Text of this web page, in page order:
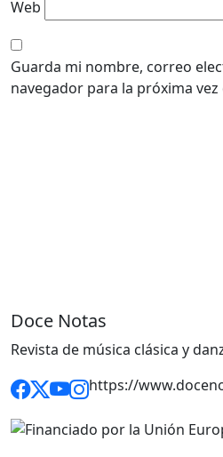
Web
Guarda mi nombre, correo
navegador para la próxima
Doce Notas
Revista de música clásica y
https://